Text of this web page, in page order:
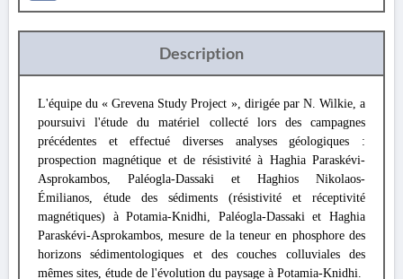
Description
L'équipe du « Grevena Study Project », dirigée par N. Wilkie, a
poursuivi l'étude du matériel collecté lors des campagnes
précédentes et effectué diverses analyses géologiques :
prospection magnétique et de résistivité à Haghia Paraskévi-
Asprokambos, Paléogla-Dassaki et Haghios Nikolaos-
Émilianos, étude des sédiments (résistivité et réceptivité
magnétiques) à Potamia-Knidhi, Paléogla-Dassaki et Haghia
Paraskévi-Asprokambos, mesure de la teneur en phosphore des
horizons sédimentologiques et des couches colluviales des
mêmes sites, étude de l'évolution du paysage à Potamia-Knidhi.